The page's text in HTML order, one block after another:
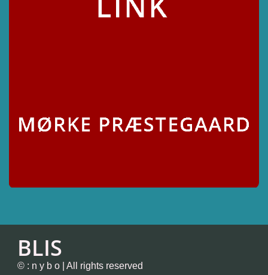
BLIS
© : n y b o | All rights reserved